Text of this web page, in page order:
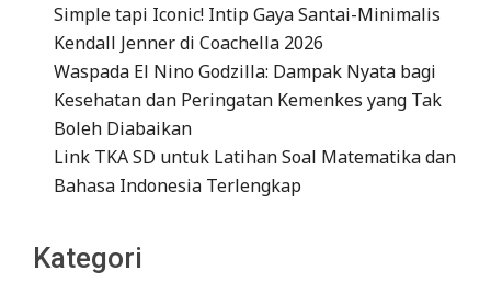
Simple tapi Iconic! Intip Gaya Santai-Minimalis
Kendall Jenner di Coachella 2026
Waspada El Nino Godzilla: Dampak Nyata bagi
Kesehatan dan Peringatan Kemenkes yang Tak
Boleh Diabaikan
Link TKA SD untuk Latihan Soal Matematika dan
Bahasa Indonesia Terlengkap
Kategori